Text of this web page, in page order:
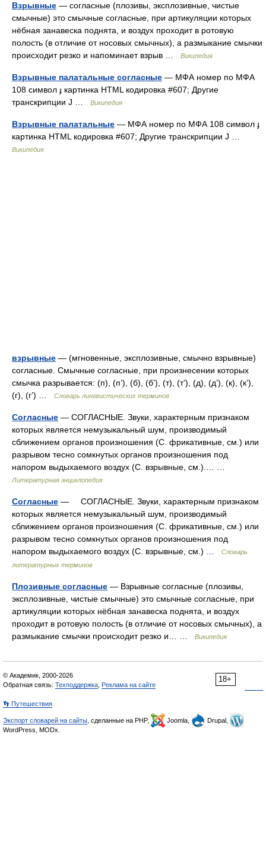
Взрывные — согласные (плозивы, эксплозивные, чистые
смычные) это смычные согласные, при артикуляции которых
нёбная занавеска поднята, и воздух проходит в ротовую
полость (в отличие от носовых смычных), а размыкание смычки
происходит резко и напоминает взрыв …
Википедия
Взрывные палатальные согласные — МФА номер по МФА
108 символ ɟ картинка HTML кодировка #607; Другие
транскрипции J …
Википедия
Взрывные палатальные — МФА номер по МФА 108 символ ɟ
картинка HTML кодировка #607; Другие транскрипции J …
Википедия
взрывные — (мгновенные, эксплозивные, смычно взрывные)
согласные. Смычные согласные, при произнесении которых
смычка разрывается: (п), (п’), (б), (б’), (т), (т’), (д), (д’), (к), (к’),
(г), (г’) …
Словарь лингвистических терминов
Согласные — СОГЛАСНЫЕ. Звуки, характерным признаком
которых является немузыкальный шум, производимый
сближением органов произношения (С. фрикативные, см.) или
разрывом тесно сомкнутых органов произношения под
напором выдыхаемого воздух (С. взрывные, см.).… …
Литературная энциклопедия
Согласные — СОГЛАСНЫЕ. Звуки, характерным признаком
которых является немузыкальный шум, производимый
сближением органов произношения (С. фрикативные, см.) или
разрывом тесно сомкнутых органов произношения под
напором выдыхаемого воздух (С. взрывные, см.) …
Словарь
литературных терминов
Плозивные согласные — Взрывные согласные (плозивы,
эксплозивные, чистые смычные) это смычные согласные, при
артикуляции которых нёбная занавеска поднята, и воздух
проходит в ротовую полость (в отличие от носовых смычных), а
размыкание смычки происходит резко и… …
Википедия
18+
© Академик, 2000-2026
Обратная связь: Техподдержка Реклама на сайте
👣 Путешествия
Экспорт словарей на сайты , сделанные на PHP, Joomla,
Drupal,
WordPress, MODx.